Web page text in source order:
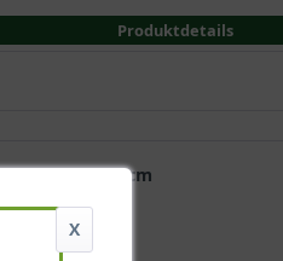
Produktdetails
Höhe 275 cm
eckig'
X